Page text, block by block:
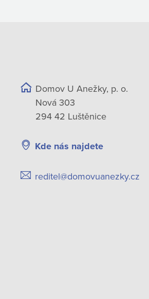
Domov U Anežky, p. o.
Nová 303
294 42 Luštěnice
Kde nás najdete
reditel@domovuanezky.cz